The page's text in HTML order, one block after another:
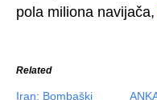
pola miliona navijača,
Related
Iran: Bombaški